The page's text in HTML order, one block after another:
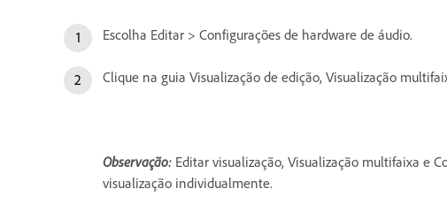
Escolha Editar > Configurações de hardware de áudio.
Clique na guia Visualização de edição, Visualização
Observação: Editar visualização, Visualização multifaixa e
visualização individualmente.